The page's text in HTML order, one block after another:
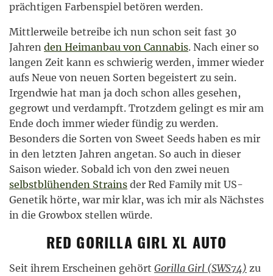
prächtigen Farbenspiel betören werden.
Mittlerweile betreibe ich nun schon seit fast 30
Jahren den Heimanbau von Cannabis. Nach einer so
langen Zeit kann es schwierig werden, immer wieder
aufs Neue von neuen Sorten begeistert zu sein.
Irgendwie hat man ja doch schon alles gesehen,
gegrowt und verdampft. Trotzdem gelingt es mir am
Ende doch immer wieder fündig zu werden.
Besonders die Sorten von Sweet Seeds haben es mir
in den letzten Jahren angetan. So auch in dieser
Saison wieder. Sobald ich von den zwei neuen
selbstblühenden Strains der Red Family mit US-
Genetik hörte, war mir klar, was ich mir als Nächstes
in die Growbox stellen würde.
RED GORILLA GIRL XL AUTO
Seit ihrem Erscheinen gehört Gorilla Girl (SWS74) zu